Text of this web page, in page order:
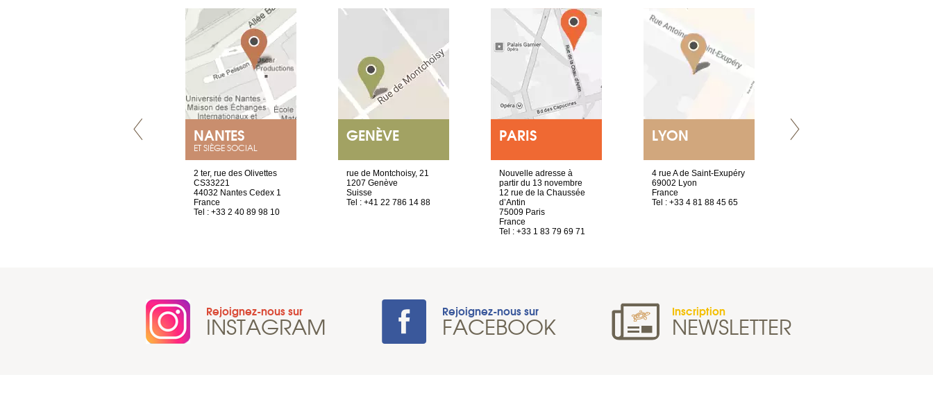
NANTES
ET SIÈGE SOCIAL
2 ter, rue des Olivettes
CS33221
44032 Nantes Cedex 1
France
Tel : +33 2 40 89 98 10
GENÈVE
rue de Montchoisy, 21
1207 Genève
Suisse
Tel : +41 22 786 14 88
PARIS
Nouvelle adresse à
partir du 13 novembre
12 rue de la Chaussée
d’Antin
75009 Paris
France
Tel : +33 1 83 79 69 71
LYON
4 rue A de Saint-Exupéry
69002 Lyon
France
Tel : +33 4 81 88 45 65
Rejoignez-nous sur
INSTAGRAM Rejoignez-nous sur
FACEBOOK Inscription
NEWSLETTER